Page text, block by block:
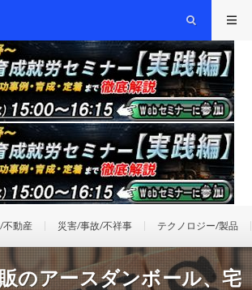
不動産 災害/事故/不祥事 テクノロジー/製品
のアースダンボール、宅